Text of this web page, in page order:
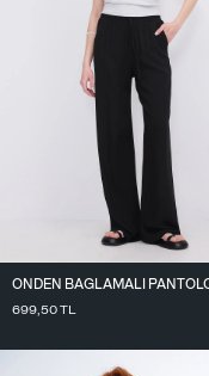
699,50TL